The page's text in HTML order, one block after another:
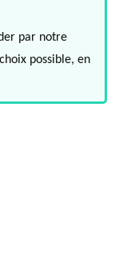
par notre
possible, en